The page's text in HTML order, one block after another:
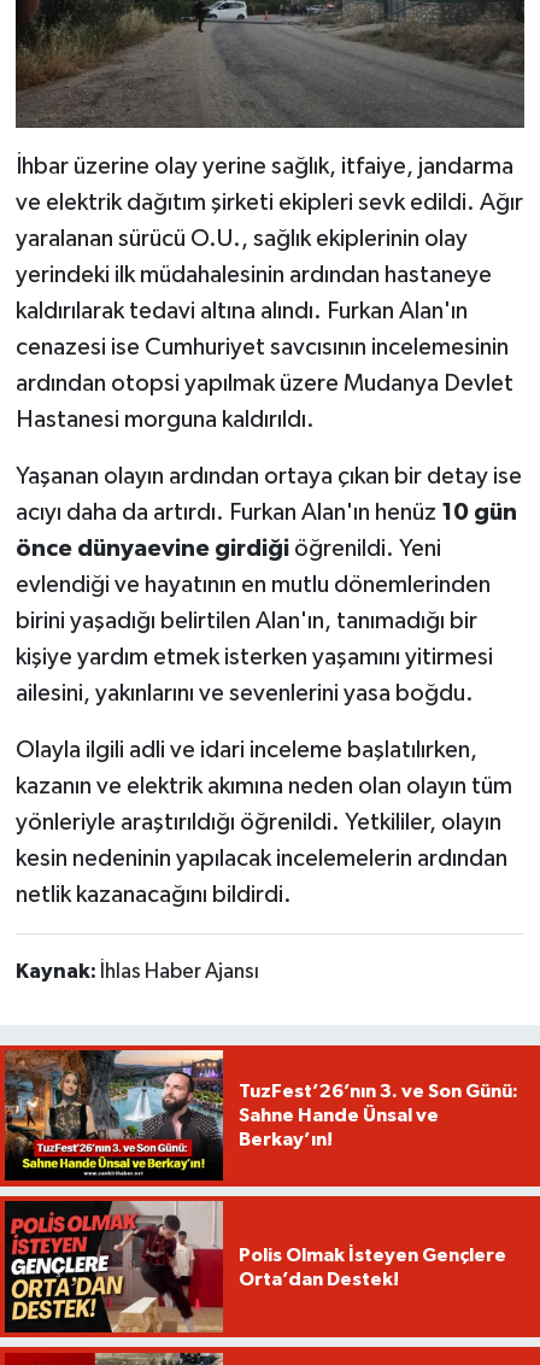
İhbar üzerine olay yerine sağlık, itfaiye, jandarma
ve elektrik dağıtım şirketi ekipleri sevk edildi. Ağır
yaralanan sürücü O.U., sağlık ekiplerinin olay
yerindeki ilk müdahalesinin ardından hastaneye
kaldırılarak tedavi altına alındı. Furkan Alan'ın
cenazesi ise Cumhuriyet savcısının incelemesinin
ardından otopsi yapılmak üzere Mudanya Devlet
Hastanesi morguna kaldırıldı.
Yaşanan olayın ardından ortaya çıkan bir detay ise
acıyı daha da artırdı. Furkan Alan'ın henüz 10 gün
önce dünyaevine girdiğiöğrenildi. Yeni
evlendiği ve hayatının en mutlu dönemlerinden
birini yaşadığı belirtilen Alan'ın, tanımadığı bir
kişiye yardım etmek isterken yaşamını yitirmesi
ailesini, yakınlarını ve sevenlerini yasa boğdu.
Olayla ilgili adli ve idari inceleme başlatılırken,
kazanın ve elektrik akımına neden olan olayın tüm
yönleriyle araştırıldığı öğrenildi. Yetkililer, olayın
kesin nedeninin yapılacak incelemelerin ardından
netlik kazanacağını bildirdi.
Kaynak: İhlas Haber Ajansı
TuzFest’26’nın 3. ve Son Günü:
Sahne Hande Ünsal ve
Berkay’ın!
Polis Olmak İsteyen Gençlere
Orta’dan Destek!